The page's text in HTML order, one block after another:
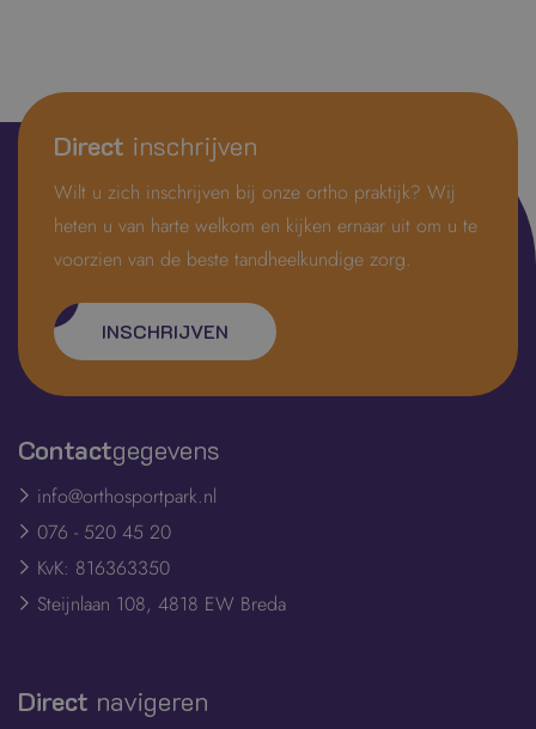
Direct inschrijven
Wilt u zich inschrijven bij onze ortho praktijk? Wij
heten u van harte welkom en kijken ernaar uit om u te
voorzien van de beste tandheelkundige zorg.
INSCHRIJVEN
Contactgegevens
info@orthosportpark.nl
076 - 520 45 20
KvK: 816363350
Steijnlaan 108, 4818 EW Breda
Direct navigeren